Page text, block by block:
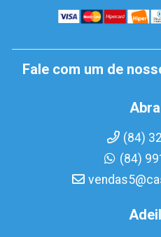
Fale com um de
(84)
(84)